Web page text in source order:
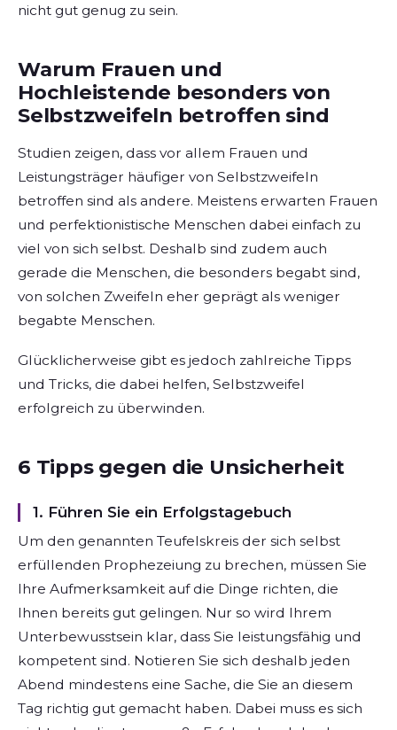
nicht gut genug zu sein.
Warum Frauen und
Hochleistende besonders von
Selbstzweifeln betroffen sind
Studien zeigen, dass vor allem Frauen und
Leistungsträger häufiger von Selbstzweifeln
betroffen sind als andere. Meistens erwarten Frauen
und perfektionistische Menschen dabei einfach zu
viel von sich selbst. Deshalb sind zudem auch
gerade die Menschen, die besonders begabt sind,
von solchen Zweifeln eher geprägt als weniger
begabte Menschen.
Glücklicherweise gibt es jedoch zahlreiche Tipps
und Tricks, die dabei helfen, Selbstzweifel
erfolgreich zu überwinden.
6 Tipps gegen die Unsicherheit
1. Führen Sie ein Erfolgstagebuch
Um den genannten Teufelskreis der sich selbst
erfüllenden Prophezeiung zu brechen, müssen Sie
Ihre Aufmerksamkeit auf die Dinge richten, die
Ihnen bereits gut gelingen. Nur so wird Ihrem
Unterbewusstsein klar, dass Sie leistungsfähig und
kompetent sind. Notieren Sie sich deshalb jeden
Abend mindestens eine Sache, die Sie an diesem
Tag richtig gut gemacht haben. Dabei muss es sich